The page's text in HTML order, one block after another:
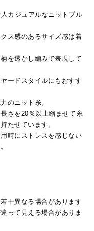
カジュアルなニットプル
ス感のあるサイズ感は着
を透かし編みで表現して
ードスタイルにもおすす
のニット糸。
さを20％以上縮ませて糸
たせています。
時にストレスを感じない
干異なる場合があります
って見える場合がありま